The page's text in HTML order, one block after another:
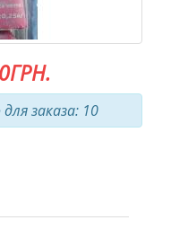
заказа: 10